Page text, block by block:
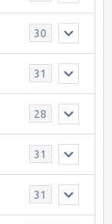
30
31
28
31
31